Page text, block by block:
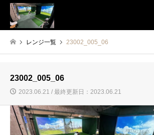
レンジ一覧 23002_005_06
23002_005_06
2023.06.21 / 最終更新日：2023.06.21